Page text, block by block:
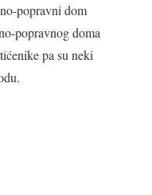
popravni dom
popravnog doma
pa su neki